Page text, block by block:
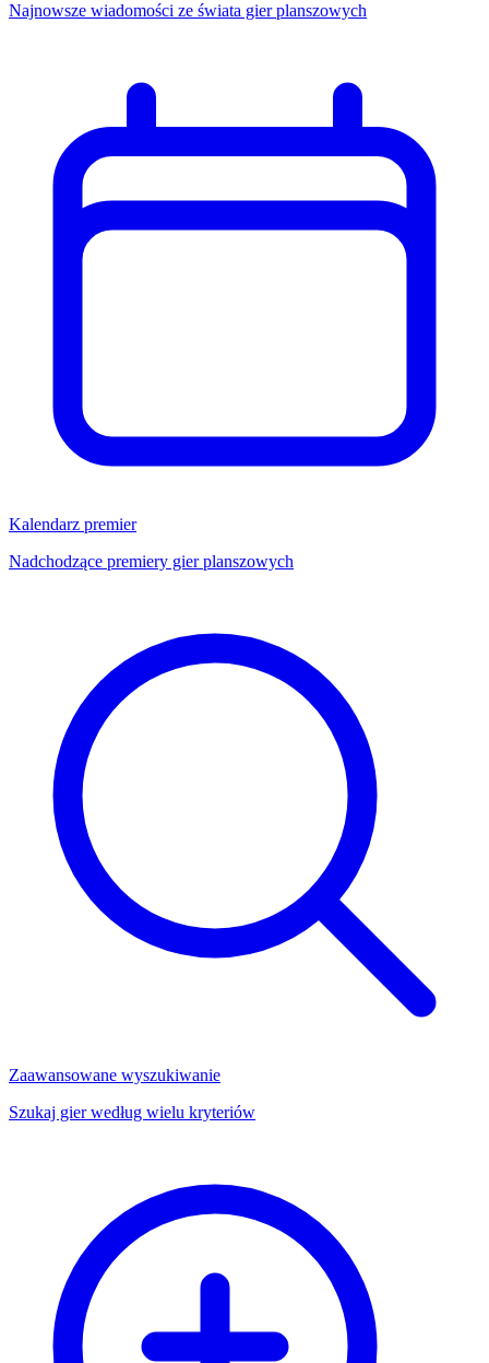
Najnowsze wiadomości ze świata gier planszowych
Kalendarz premier
Nadchodzące premiery gier planszowych
Zaawansowane wyszukiwanie
Szukaj gier według wielu kryteriów